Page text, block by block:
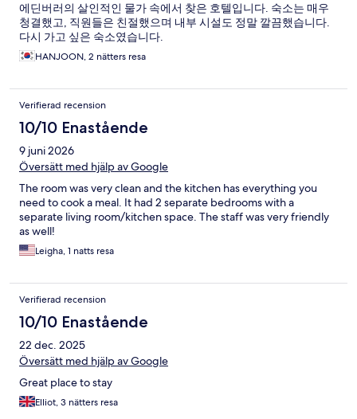
에딘버러의 살인적인 물가 속에서 찾은 호텔입니다. 숙소는 매우
청결했고, 직원들은 친절했으며 내부 시설도 정말 깔끔했습니다.
다시 가고 싶은 숙소였습니다.
HANJOON, 2 nätters resa
Verifierad recension
10/10 Enastående
9 juni 2026
Översätt med hjälp av Google
The room was very clean and the kitchen has everything you
need to cook a meal. It had 2 separate bedrooms with a
separate living room/kitchen space. The staff was very friendly
as well!
Leigha, 1 natts resa
Verifierad recension
10/10 Enastående
22 dec. 2025
Översätt med hjälp av Google
Great place to stay
Elliot, 3 nätters resa